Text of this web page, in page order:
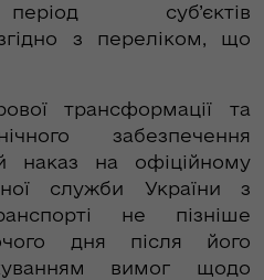
суб’єктів
з переліком, що
трансформації та
забезпечення
наказ на офіційному
служби України з
не пізніше
дня після його
вимог щодо